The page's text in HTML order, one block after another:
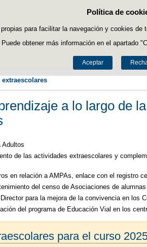
Política de
para facilitar la navegación y cookies
Puede obtener más información en el apartado
Aceptar
Saltar al
a lo largo de
Adultos
de las actividades extraescolares y
en relación a AMPAs, enlace con el registro
del censo de Asociaciones de
para la mejora de la convivencia en los
del programa de Educación Vial en los
para el curso